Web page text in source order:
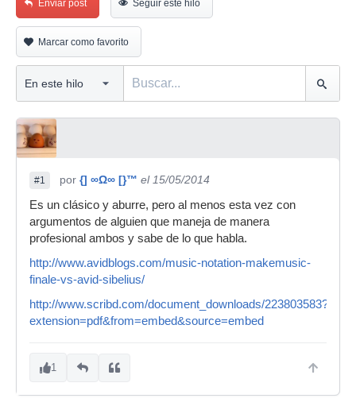
Enviar post Seguir este hilo
Marcar como favorito
#1 por {] ∞Ω∞ [}™ el 15/05/2014
Es un clásico y aburre, pero al menos esta vez con
argumentos de alguien que maneja de manera
profesional ambos y sabe de lo que habla.
http://www.avidblogs.com/music-notation-makemusic-
finale-vs-avid-sibelius/
http://www.scribd.com/document_downloads/223803583?
extension=pdf&from=embed&source=embed
1